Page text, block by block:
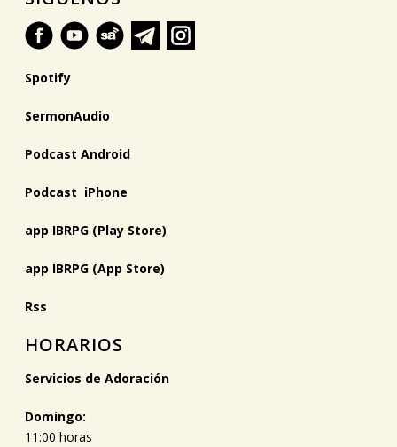
Spotify
SermonAudio
Podcast Android
Podcast iPhone
app IBRPG (Play Store)
app IBRPG (App Store)
Rss
HORARIOS
Servicios de Adoración
Domingo:
11:00 horas